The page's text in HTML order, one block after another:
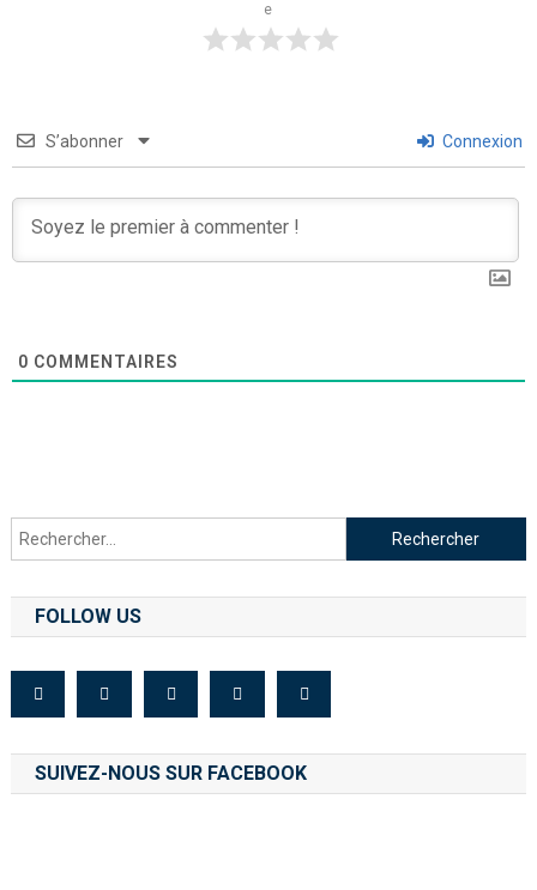
e
S’abonner Connexion
0 COMMENTAIRES
FOLLOW US
SUIVEZ-NOUS SUR FACEBOOK